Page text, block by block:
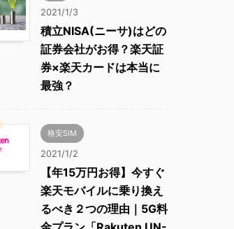
2021/1/3
積立NISA(ニーサ)はどの
証券会社がお得？楽天証
券×楽天カードは本当に
最強？
格安SIM
2021/1/2
【年15万円お得】今すぐ
楽天モバイルに乗り換え
るべき２つの理由｜5G料